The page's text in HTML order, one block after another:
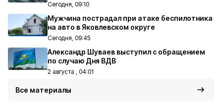
Сегодня, 09:10
Мужчина пострадал при атаке беспилотника
на авто в Яковлевском округе
Сегодня, 09:45
Александр Шуваев выступил с обращением
по случаю Дня ВДВ
2 августа , 04:01
Все материалы